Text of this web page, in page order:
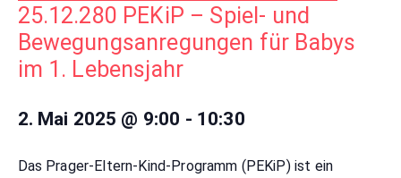
25.12.280 PEKiP – Spiel- und
Bewegungsanregungen für Babys
im 1. Lebensjahr
2. Mai 2025 @ 9:00 - 10:30
Das Prager-Eltern-Kind-Programm (PEKiP) ist ein